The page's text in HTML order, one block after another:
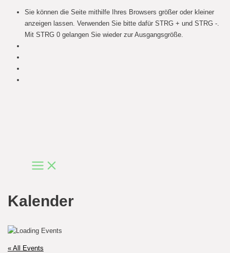
Sie können die Seite mithilfe Ihres Browsers größer oder kleiner
anzeigen lassen. Verwenden Sie bitte dafür STRG + und STRG -.
Mit STRG 0 gelangen Sie wieder zur Ausgangsgröße.
Main
Menu
Kalender
« All Events